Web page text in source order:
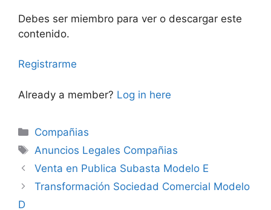
Debes ser miembro para ver o descargar este
contenido.
Registrarme
Already a member? Log in here
Categories
Compañias
Tags
Anuncios Legales Compañias
Venta en Publica Subasta Modelo E
Transformación Sociedad Comercial Modelo
D